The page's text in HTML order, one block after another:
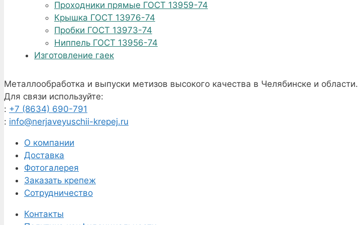
Проходники прямые ГОСТ 13959-74
Крышка ГОСТ 13976-74
Пробки ГОСТ 13973-74
Ниппель ГОСТ 13956-74
Изготовление гаек
Металлообработка и выпуски метизов высокого качества в Челябинске и области.
Для связи используйте:
: +7 (8634) 690-791
: info@nerjaveyuschii-krepej.ru
О компании
Доставка
Фотогалерея
Заказать крепеж
Сотрудничество
Контакты